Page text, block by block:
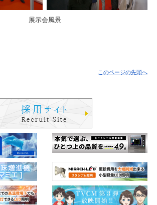
展示会風景
このページの先頭へ